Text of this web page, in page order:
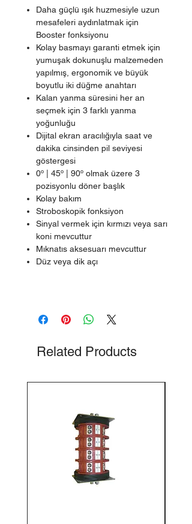
Daha güçlü ışık huzmesiyle uzun
mesafeleri aydınlatmak için
Booster fonksiyonu
Kolay basmayı garanti etmek için
yumuşak dokunuşlu malzemeden
yapılmış, ergonomik ve büyük
boyutlu iki düğme anahtarı
Kalan yanma süresini her an
seçmek için 3 farklı yanma
yoğunluğu
Dijital ekran aracılığıyla saat ve
dakika cinsinden pil seviyesi
göstergesi
0º | 45º | 90º olmak üzere 3
pozisyonlu döner başlık
Kolay bakım
Stroboskopik fonksiyon
Sinyal vermek için kırmızı veya sarı
koni mevcuttur
Mıknatıs aksesuarı mevcuttur
Düz veya dik açı
Related Products